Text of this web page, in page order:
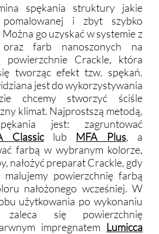
spękania struktury jakie
i zbyt szybko
go uzyskać w systemie z
oraz farb nanoszonych na
powierzchnie Crackle, która
tworząc efekt tzw. spękań.
jest do wykorzystywania
chcemy stworzyć ściśle
klimat. Najprostszą metodą,
jest: zagruntować
Classiclub MFA Plus, a
farbą w wybranym kolorze,
nałożyć preparat Crackle, gdy
powierzchnię farbą
nałożonego wcześniej. W
użytkowania po wykonaniu
się powierzchnię
impregnatem Lumicca